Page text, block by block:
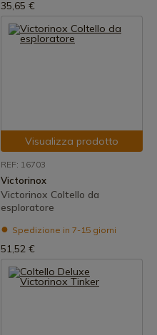
35,65 €
Visualizza prodotto
REF: 16703
Victorinox
Victorinox Coltello da
esploratore
Spedizione in 7-15 giorni
51,52 €